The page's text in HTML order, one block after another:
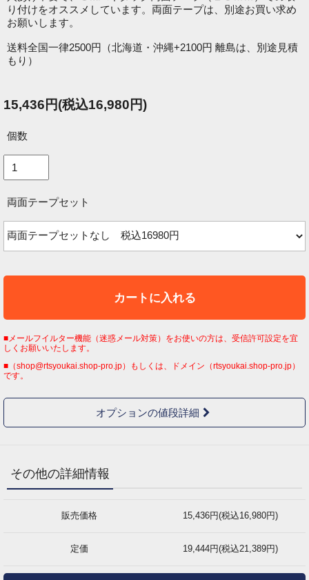
り付けをオススメしています。両面テープは、別途お買い求め
お願いします。
送料全国一律2500円（北海道・沖縄+2100円 離島は、別途見積
もり）
15,436円(税込16,980円)
個数
両面テープセット
カートに入れる
■メールフイルター機能（迷惑メール対策）をお使いの方は、受信許可設定を宜
しくお願いいたします。
■（shop@rtsyoukai.shop-pro.jp）もしくは、ドメイン（rtsyoukai.shop-pro.jp）
です。
オプションの値段詳細
その他の詳細情報
販売価格 15,436円(税込16,980円)
定価 19,444円(税込21,389円)